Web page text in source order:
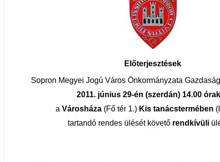
Előterjesztések
Sopron Megyei Jogú Város Önkormányzata
2011. június 29-én (szerdán) 14.00
a Városháza (Fő tér 1.) Kis tanácstermében
tartandó rendes ülését követő rendkívüli